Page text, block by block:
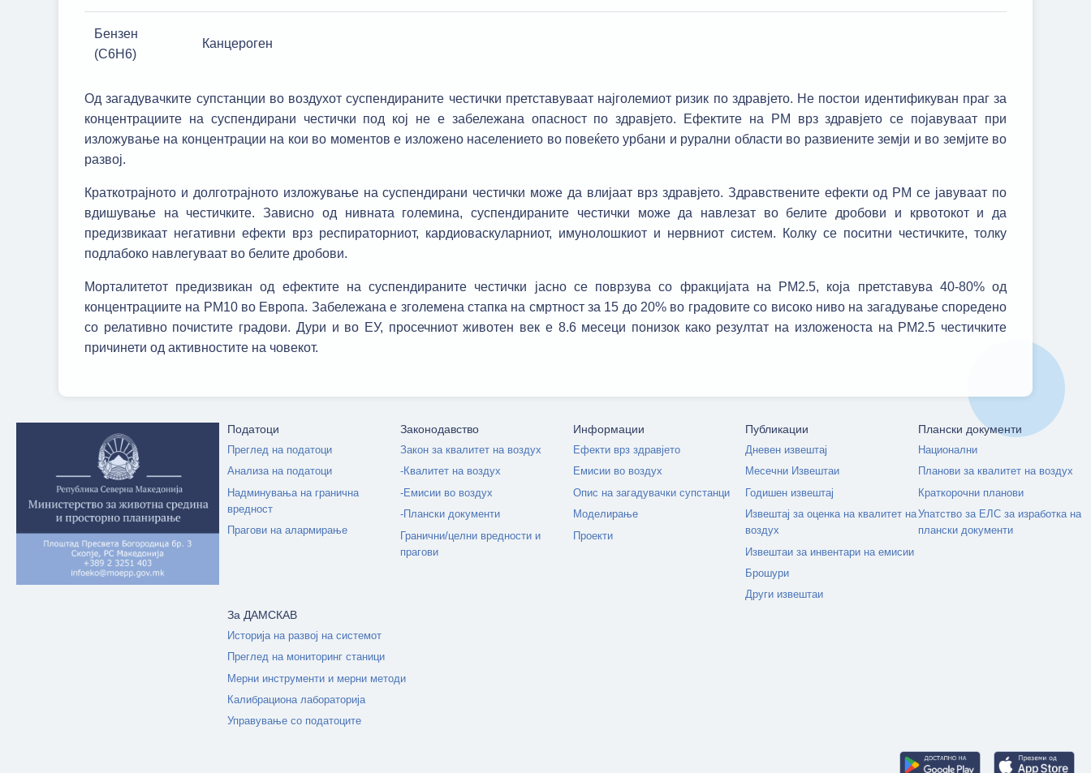
Бензен
(C6H6)
Канцероген
Од загадувачките супстанции во воздухот суспендираните честички претставуваат најголемиот ризик по здравјето. Не постои идентификуван праг за
концентрациите на суспендирани честички под кој не е забележана опасност по здравјето. Ефектите на PM врз здравјето се појавуваат при
изложување на концентрации на кои во моментов е изложено населението во повеќето урбани и рурални области во развиените земји и во земјите во
развој.
Краткотрајното и долготрајното изложување на суспендирани честички може да влијаат врз здравјето. Здравствените ефекти од PM се јавуваат по
вдишување на честичките. Зависно од нивната големина, суспендираните честички може да навлезат во белите дробови и крвотокот и да
предизвикаат негативни ефекти врз респираторниот, кардиоваскуларниот, имунолошкиот и нервниот систем. Колку се поситни честичките, толку
подлабоко навлегуваат во белите дробови.
Морталитетот предизвикан од ефектите на суспендираните честички јасно се поврзува со фракцијата на PM2.5, која претставува 40-80% од
концентрациите на PM10 во Европа. Забележана е зголемена стапка на смртност за 15 до 20% во градовите со високо ниво на загадување споредено
со релативно почистите градови. Дури и во ЕУ, просечниот животен век е 8.6 месеци понизок како резултат на изложеноста на PM2.5 честичките
причинети од активностите на човекот.
Податоци
Преглед на податоци
Анализа на податоци
Надминувања на гранична
вредност
Прагови на алармирање
Законодавство
Закон за квалитет на воздух
-Квалитет на воздух
-Емисии во воздух
-Плански документи
Гранични/целни вредности и
прагови
Информации
Ефекти врз здравјето
Емисии во воздух
Опис на загадувачки супстанци
Моделирање
Проекти
Публикации
Дневен извештај
Месечни Извештаи
Годишен извештај
Извештај за оценка на квалитет на
воздух
Извештаи за инвентари на емисии
Брошури
Други извештаи
Плански документи
Национални
Планови за квалитет на воздух
Краткорочни планови
Упатство за ЕЛС за изработка на
плански документи
За ДАМСКАВ
Историја на развој на системот
Преглед на мониторинг станици
Мерни инструменти и мерни методи
Калибрациона лабораторија
Управување со податоците